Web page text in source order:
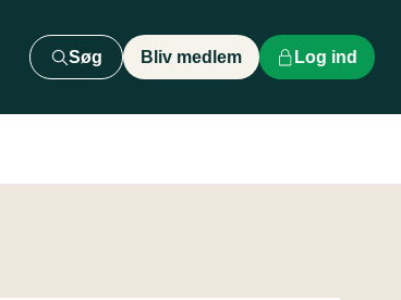
Søg Bliv medlem Log ind